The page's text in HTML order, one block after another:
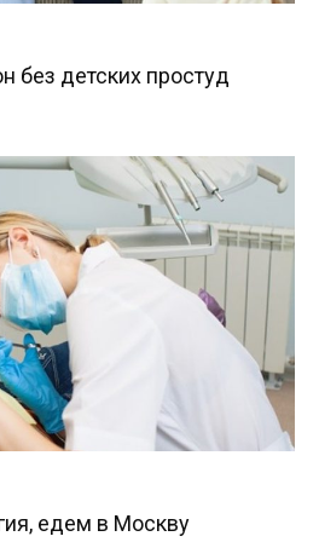
без детских простуд
едем в Москву